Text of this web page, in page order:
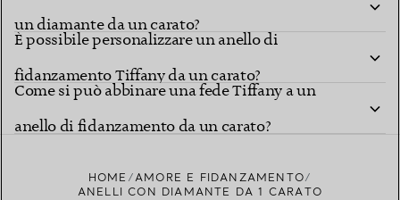
un diamante da un carato?
È possibile personalizzare un anello di
fidanzamento Tiffany da un carato?
Come si può abbinare una fede Tiffany a un
anello di fidanzamento da un carato?
HOME
AMORE E FIDANZAMENTO
ANELLI CON DIAMANTE DA 1 CARATO